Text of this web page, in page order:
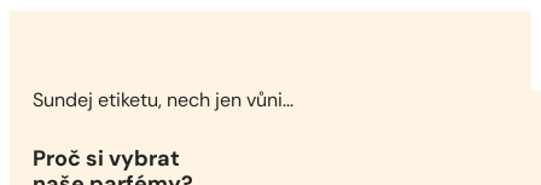
Sundej etiketu, nech jen vůni...
Proč si vybrat